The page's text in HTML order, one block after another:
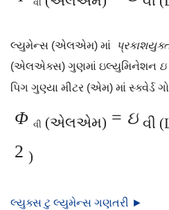
વી
લ્યુમેન્સ (એલએમ) માં
(એલએક્સ) ગુણમાં ઇલ્યુમિનેશન ઇ
પિગ ગુણ્યા મીટર (એમ) માં સ્ક્વેર્ડ
Φ વી (એલએમ) = ઇ વી
2 )
લ્યુક્સ ટુ લ્યુમેન્સ ગણતરી ►